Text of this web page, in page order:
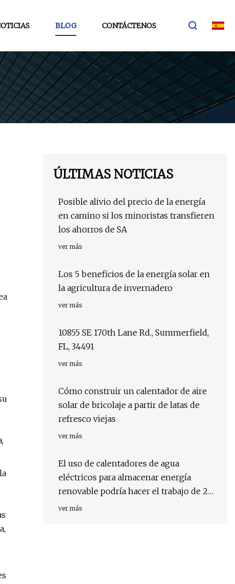
BLOG CONTÁCTENOS
ÚLTIMAS NOTICIAS
Posible alivio del precio de la energía
en camino si los minoristas transfieren
los ahorros de SA
ver más
Los 5 beneficios de la energía solar en
la agricultura de invernadero
ver más
10855 SE 170th Lane Rd., Summerfield,
FL, 34491
ver más
Cómo construir un calentador de aire
solar de bricolaje a partir de latas de
refresco viejas
ver más
El uso de calentadores de agua
eléctricos para almacenar energía
renovable podría hacer el trabajo de 2
millones de baterías domésticas
ver más